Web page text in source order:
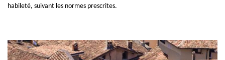
habileté, suivant les normes prescrites.